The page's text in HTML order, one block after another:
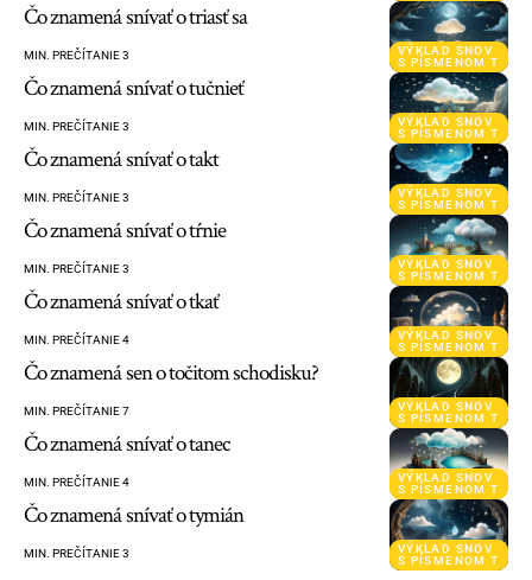
VÝKLAD SNOV
S PÍSMENOM T
Čo znamená snívať o triasť sa
MIN. PREČÍTANIE 3
VÝKLAD SNOV
S PÍSMENOM T
Čo znamená snívať o tučnieť
MIN. PREČÍTANIE 3
VÝKLAD SNOV
S PÍSMENOM T
Čo znamená snívať o takt
MIN. PREČÍTANIE 3
VÝKLAD SNOV
S PÍSMENOM T
Čo znamená snívať o tŕnie
MIN. PREČÍTANIE 3
VÝKLAD SNOV
S PÍSMENOM T
Čo znamená snívať o tkať
MIN. PREČÍTANIE 4
VÝKLAD SNOV
S PÍSMENOM T
Čo znamená sen o točitom schodisku?
MIN. PREČÍTANIE 7
VÝKLAD SNOV
S PÍSMENOM T
Čo znamená snívať o tanec
MIN. PREČÍTANIE 4
VÝKLAD SNOV
S PÍSMENOM T
Čo znamená snívať o tymián
MIN. PREČÍTANIE 3